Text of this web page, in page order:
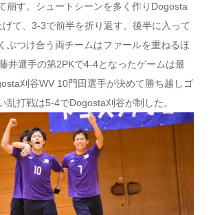
崩す。シュートシーンを多く作りDogosta
て、3-3で前半を折り返す。後半に入って
ぶつけ合う両チームはファールを重ねるほ
井選手の第2PKで4-4となったゲームは最
刈谷WV 10門田選手が決めて勝ち越しゴ
乱打戦は5-4でDogosta刈谷が制した。